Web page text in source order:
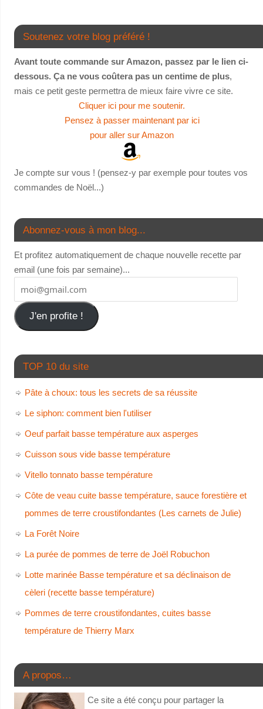
Soutenez votre blog préféré !
Avant toute commande sur Amazon, passez par le lien ci-
dessous. Ça ne vous coûtera pas un centime de plus,
mais ce petit geste permettra de mieux faire vivre ce site.
Cliquer ici pour me soutenir.
Pensez à passer maintenant par ici
pour aller sur Amazon
Je compte sur vous ! (pensez-y par exemple pour toutes vos
commandes de Noël...)
Abonnez-vous à mon blog...
Et profitez automatiquement de chaque nouvelle recette par
email (une fois par semaine)...
J'en profite !
TOP 10 du site
Pâte à choux: tous les secrets de sa réussite
Le siphon: comment bien l'utiliser
Oeuf parfait basse température aux asperges
Cuisson sous vide basse température
Vitello tonnato basse température
Côte de veau cuite basse température, sauce forestière et
pommes de terre croustifondantes (Les carnets de Julie)
La Forêt Noire
La purée de pommes de terre de Joël Robuchon
Lotte marinée Basse température et sa déclinaison de
cèleri (recette basse température)
Pommes de terre croustifondantes, cuites basse
température de Thierry Marx
A propos…
Ce site a été conçu pour partager la